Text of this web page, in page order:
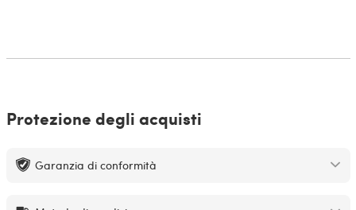
Protezione degli acquisti
Garanzia di conformità